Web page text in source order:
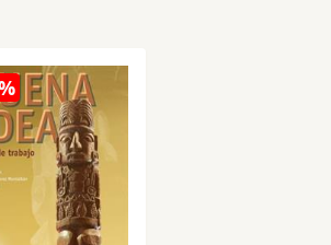
tips och råd om t.ex. ordinlärning
bl.a. genom hörövningar och
tas upp och övas systematiskt
tidigt i Spanska 1, och att preteritum